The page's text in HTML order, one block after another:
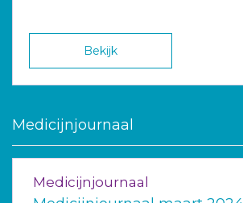
Bekijk
Medicijnjournaal
Medicijnjournaal